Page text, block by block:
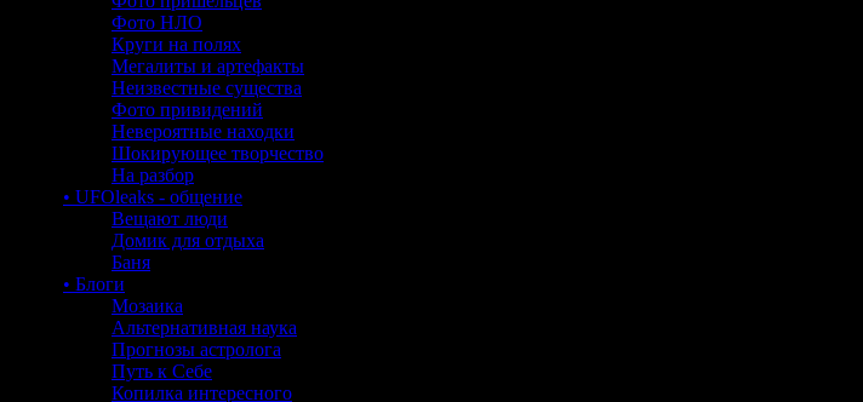
Фото НЛО
Круги на полях
Мегалиты и артефакты
Неизвестные существа
Фото привидений
Невероятные находки
Шокирующее творчество
На разбор
• UFOleaks - общение
Вещают люди
Домик для отдыха
Баня
• Блоги
Мозаика
Альтернативная наука
Прогнозы астролога
Путь к Себе
Копилка интересного